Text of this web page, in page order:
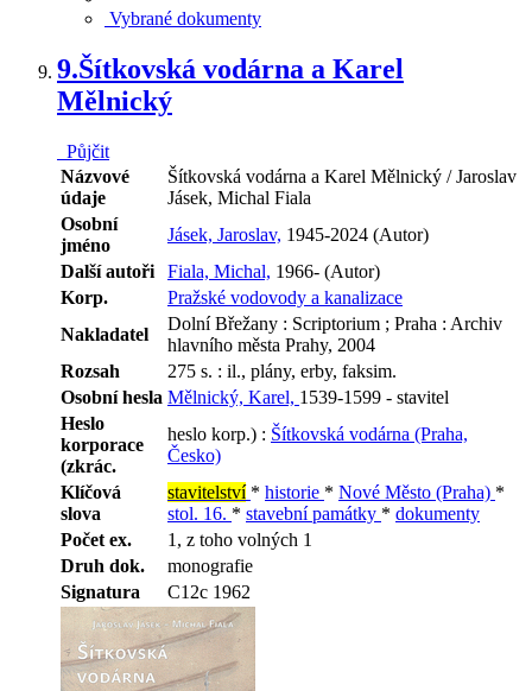
Vybrané dokumenty
9.Šítkovská vodárna a Karel
Mělnický
Půjčit
Názvové
údaje
Šítkovská vodárna a Karel Mělnický / Jaroslav
Jásek, Michal Fiala
Osobní
jméno
Jásek, Jaroslav, 1945-2024 (Autor)
Další autoři
Fiala, Michal, 1966- (Autor)
Korp.
Pražské vodovody a kanalizace
Nakladatel
Dolní Břežany : Scriptorium ; Praha : Archiv
hlavního města Prahy, 2004
Rozsah
275 s. : il., plány, erby, faksim.
Osobní hesla Mělnický, Karel, 1539-1599 - stavitel
Heslo
korporace
(zkrác.
heslo korp.) : Šítkovská vodárna (Praha,
Česko)
Klíčová
slova
stavitelství * historie * Nové Město (Praha) *
stol. 16. * stavební památky * dokumenty
Počet ex.
1, z toho volných 1
Druh dok.
monografie
Signatura
C12c 1962